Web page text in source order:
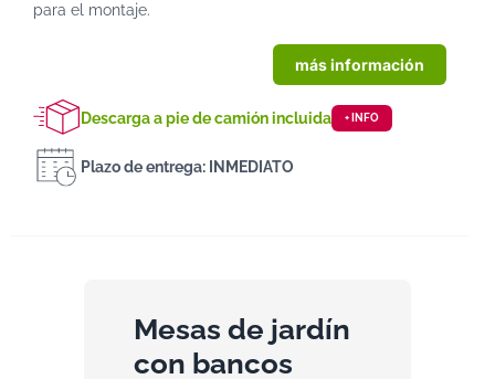
para el montaje.
más información
Descarga a pie de camión incluida + INFO
Plazo de entrega: INMEDIATO
Mesas de jardín
con bancos